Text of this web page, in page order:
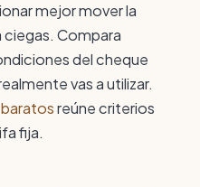
mejor mover la
Compara
del cheque
vas a utilizar.
reúne criterios
fija.